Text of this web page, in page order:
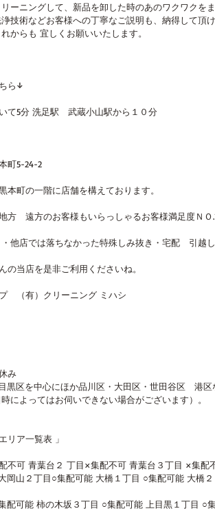
ーニングして、新品を卸した時のあのワクワクを
技術などお客様への丁寧なご説明も、納得して頂
からも 宜しくお願いいたします。
ら↓
て5分 洗足駅　武蔵小山駅から１０分
町5-24-2
本町の一階に店舗を構えております。
方　遠方のお客様もいらっしゃるお客様満足度ＮＯ
他店では落ちなかった特殊しみ抜き・宅配　引越
の当店を是非ご利用くださいね。
　（有）クリーニング ミハシ
み
黒区を中心にほか品川区・大田区・世田谷区　港
によってはお伺いできない場合がございます）。
リア一覧表 」
不可 青葉台２ 丁目×集配不可 青葉台３丁目 ×集配
岡山２丁目○集配可能 大橋１丁目 ○集配可能 大橋
配可能 柿の木坂３丁目 ○集配可能 上目黒１丁目 ○